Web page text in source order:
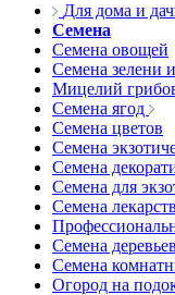
Для дома и
Семена
Семена овощей
Семена зелени
Мицелий
Семена ягод
Семена цветов
Семена
Семена
Семена для
Семена
Семена
Семена
Огород на